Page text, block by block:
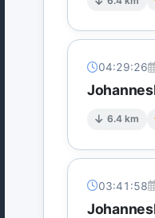
04:29:26
6.4 km
03:41:58